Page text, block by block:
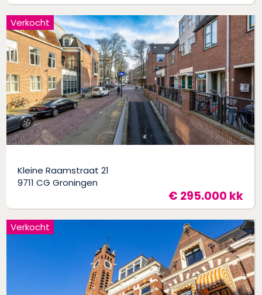
Kleine Raamstraat 21
9711 CG Groningen
€ 295.000 kk
Verkocht
Verkocht